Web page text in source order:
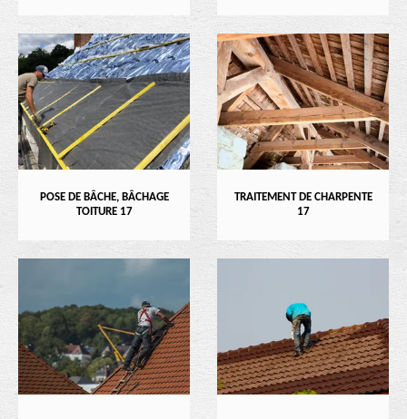
POSE DE BÂCHE, BÂCHAGE
TOITURE 17
TRAITEMENT DE CHARPENTE
17